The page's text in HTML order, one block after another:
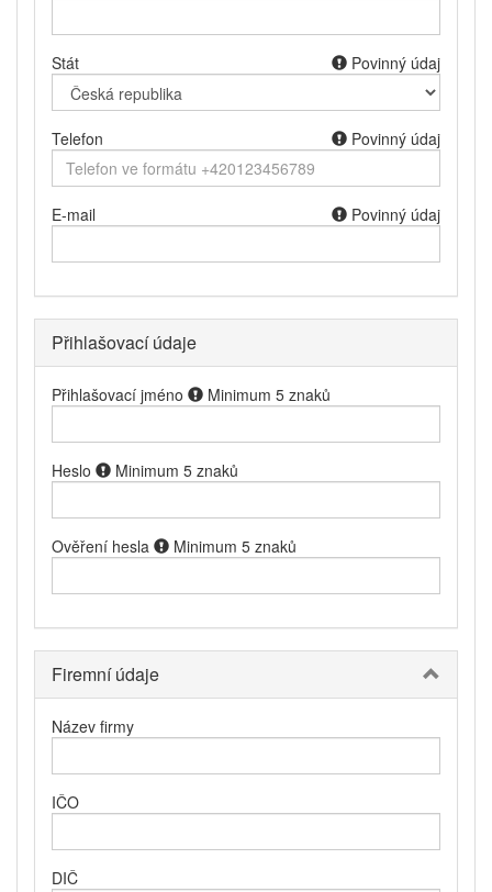
Stát Povinný údaj
Telefon Povinný údaj
E-mail Povinný údaj
Přihlašovací údaje
Přihlašovací jméno Minimum 5 znaků
Heslo Minimum 5 znaků
Ověření hesla Minimum 5 znaků
Firemní údaje
Název firmy
IČO
DIČ